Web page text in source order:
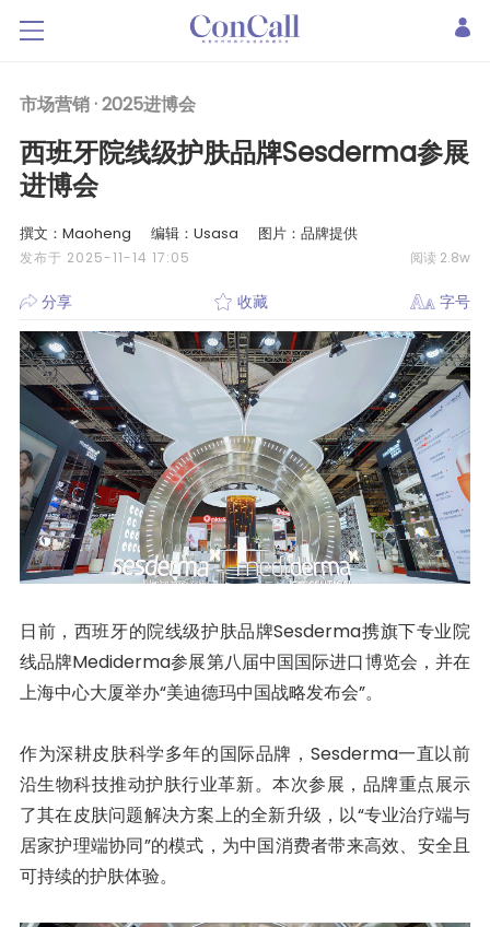
市场营销 ·2025进博会
西班牙院线级护肤品牌Sesderma参展
进博会
撰文：Maoheng 编辑：Usasa 图片：品牌提供
发布于 2025-11-14 17:05 阅读 2.8w
分享 收藏 字号
日前，西班牙的院线级护肤品牌Sesderma携旗下专业院
线品牌Mediderma参展第八届中国国际进口博览会，并在
上海中心大厦举办“美迪德玛中国战略发布会”。
作为深耕皮肤科学多年的国际品牌，Sesderma一直以前
沿生物科技推动护肤行业革新。本次参展，品牌重点展示
了其在皮肤问题解决方案上的全新升级，以“专业治疗端与
居家护理端协同”的模式，为中国消费者带来高效、安全且
可持续的护肤体验。